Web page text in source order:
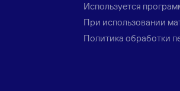
Используется
При использовании
Политика обработки